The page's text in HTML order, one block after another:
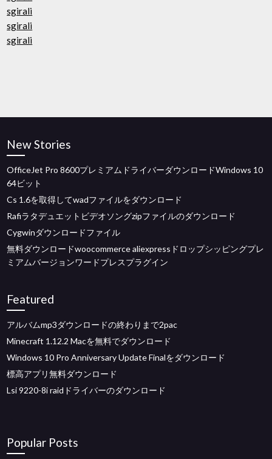
sgirali
sgirali
sgirali
New Stories
OfficeJet Pro 8600プレミアムドライバーダウンロードWindows 10
64ビット
Cs 1.6を取得してwadファイルをダウンロード
Rafiラタデュエットビデオソングzipファイルのダウンロード
Cygwinダウンロードファイル
無料ダウンロードwoocommerce aliexpressドロップシッピングプレ
ミアムバージョンワードプレスプラグイン
Featured
アルバムmp3ダウンロードの終わりまで2pac
Minecraft 1.12.2 Macを無料でダウンロード
Windows 10 Pro Anniversary Update Finalをダウンロード
標高アプリ無料ダウンロード
Lsi 9220-8i raidドライバーのダウンロード
Popular Posts